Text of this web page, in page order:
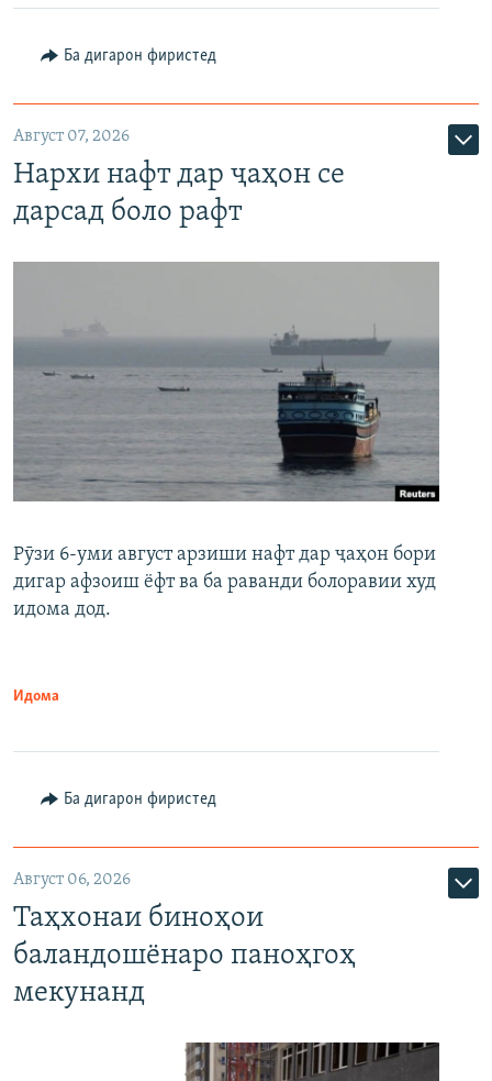
Ба дигарон фиристед
Август 07, 2026
Нархи нафт дар ҷаҳон се
дарсад боло рафт
Рӯзи 6-уми август арзиши нафт дар ҷаҳон бори
дигар афзоиш ёфт ва ба раванди болоравии худ
идома дод.
Идома
Ба дигарон фиристед
Август 06, 2026
Таҳхонаи биноҳои
баландошёнаро паноҳгоҳ
мекунанд